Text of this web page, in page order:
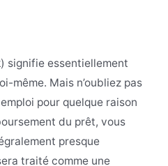
signifie essentiellement
même. Mais n’oubliez pas
pour quelque raison
du prêt, vous
presque
traité comme une